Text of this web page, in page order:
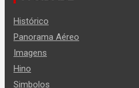
Histórico
Panorama Aéreo
Imagens
Hino
Simbolos